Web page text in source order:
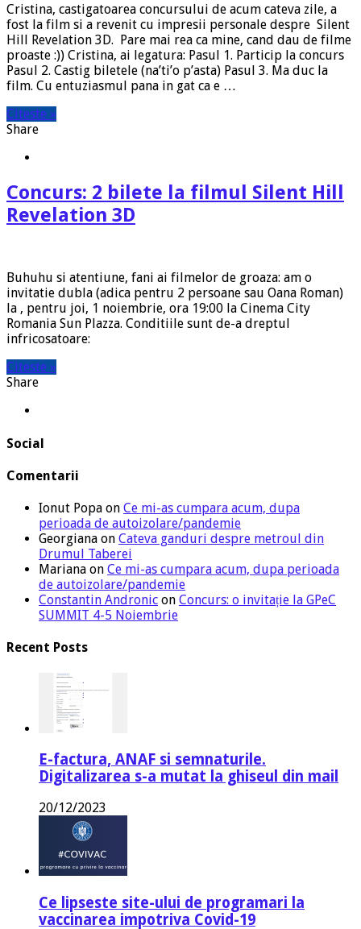
Cristina, castigatoarea concursului de acum cateva zile, a
fost la film si a revenit cu impresii personale despre Silent
Hill Revelation 3D. Pare mai rea ca mine, cand dau de filme
proaste :)) Cristina, ai legatura: Pasul 1. Particip la concurs
Pasul 2. Castig biletele (na’ti’o p’asta) Pasul 3. Ma duc la
film. Cu entuziasmul pana in gat ca e …
Citeste »
Share
Concurs: 2 bilete la filmul Silent Hill
Revelation 3D
Buhuhu si atentiune, fani ai filmelor de groaza: am o
invitatie dubla (adica pentru 2 persoane sau Oana Roman)
la , pentru joi, 1 noiembrie, ora 19:00 la Cinema City
Romania Sun Plazza. Conditiile sunt de-a dreptul
infricosatoare:
Citeste »
Share
Social
Comentarii
Ionut Popa on Ce mi-as cumpara acum, dupa
perioada de autoizolare/pandemie
Georgiana on Cateva ganduri despre metroul din
Drumul Taberei
Mariana on Ce mi-as cumpara acum, dupa perioada
de autoizolare/pandemie
Constantin Andronic on Concurs: o invitație la GPeC
SUMMIT 4-5 Noiembrie
Recent Posts
E-factura, ANAF si semnaturile.
Digitalizarea s-a mutat la ghiseul din mail
20/12/2023
Ce lipseste site-ului de programari la
vaccinarea impotriva Covid-19